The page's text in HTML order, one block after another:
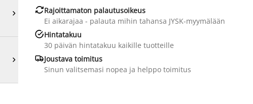


Rajoittamaton palautusoikeus
Ei aikarajaa - palauta mihin tahansa JYSK-myymälään
Hintatakuu
30 päivän hintatakuu kaikille tuotteille
Joustava toimitus
Sinun valitsemasi nopea ja helppo toimitus